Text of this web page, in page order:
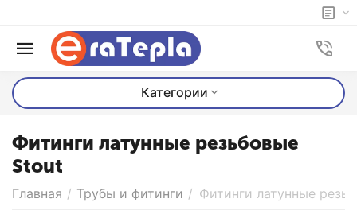
Категории
Фитинги латунные резьбовые
Stout
Главная / Трубы и фитинги / Фитинги латунные